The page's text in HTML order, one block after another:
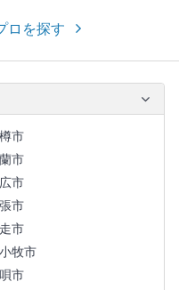
ロを探す
市
市
市
市
市
牧市
市